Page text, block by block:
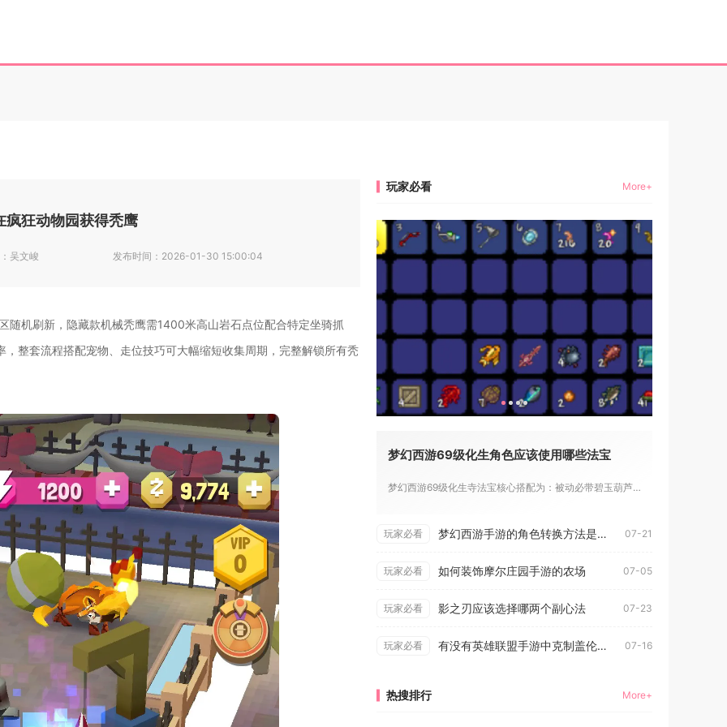
疯狂动物园获得秃鹰
吴文峻 发布时间： 2026-01-30 15:00:04
随机刷新，隐藏款机械秃鹰需1400米高山岩石点位配合特定坐骑抓
整套流程搭配宠物、走位技巧可大幅缩短收集周期，完整解锁所有秃
玩家必看 More+
梦幻西游69级化生角色应该使用哪些法宝
梦幻西游69级化生寺法宝核心搭配为：被动必带碧玉葫芦、金甲仙...
玩家必看 梦幻西游手游的角色转换方法是什么 07-21
玩家必看 如何装饰摩尔庄园手游的农场 07-05
玩家必看 影之刃应该选择哪两个副心法 07-23
玩家必看 有没有英雄联盟手游中克制盖伦的绝招 07-16
热搜排行 More+